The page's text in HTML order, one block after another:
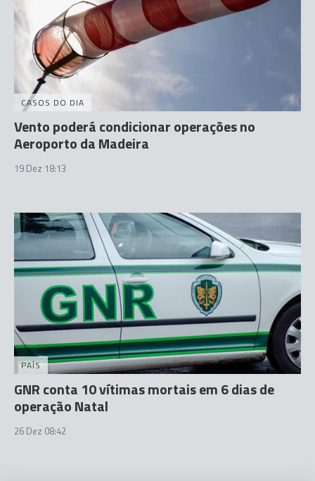
CASOS DO DIA
Vento poderá condicionar operações no
Aeroporto da Madeira
19 Dez 18:13
PAÍS
GNR conta 10 vítimas mortais em 6 dias de
operação Natal
26 Dez 08:42